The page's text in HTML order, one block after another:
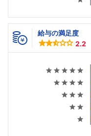
給与の満足度
2.2